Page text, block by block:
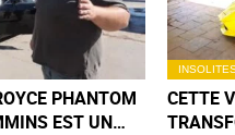
PHANTOM
EST UN
CETTE